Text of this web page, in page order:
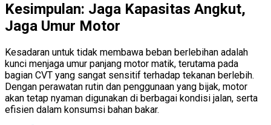
Kesimpulan: Jaga Kapasitas Angkut,
Jaga Umur Motor
Kesadaran untuk tidak membawa beban berlebihan adalah
kunci menjaga umur panjang motor matik, terutama pada
bagian CVT yang sangat sensitif terhadap tekanan berlebih.
Dengan perawatan rutin dan penggunaan yang bijak, motor
akan tetap nyaman digunakan di berbagai kondisi jalan, serta
efisien dalam konsumsi bahan bakar.